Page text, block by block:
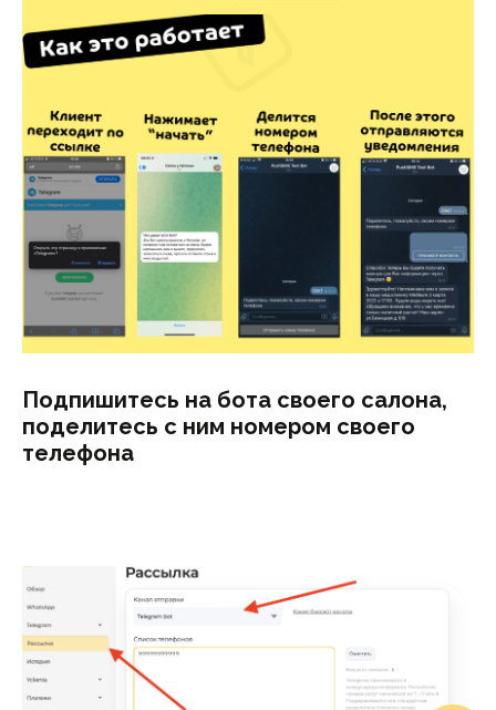
Подпишитесь на бота своего салона,
поделитесь с ним номером своего
телефона